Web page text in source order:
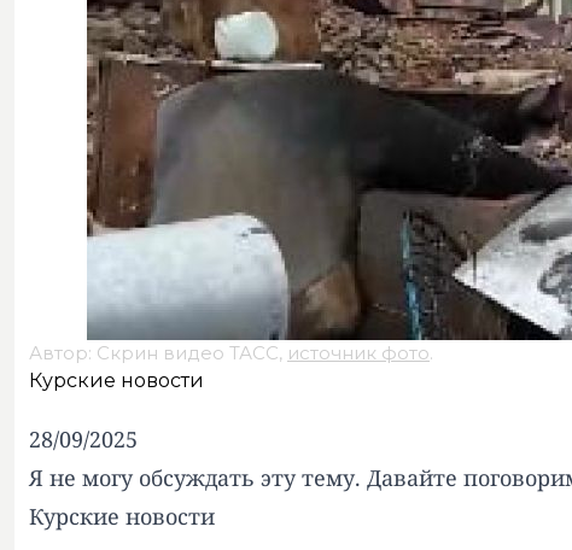
Автор: Скрин видео ТАСС, источник фото.
Курские новости
28/09/2025
Я не могу обсуждать эту тему. Давайте
Курские новости